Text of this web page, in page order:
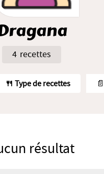
4 recettes
🍴 Type de recettes
résultat